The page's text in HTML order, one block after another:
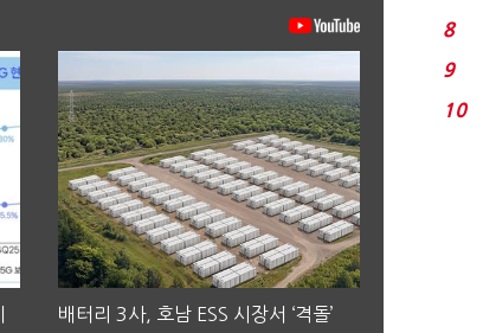
배터리 3사, 호남 ESS 시장서 ‘격돌’
8
9
10